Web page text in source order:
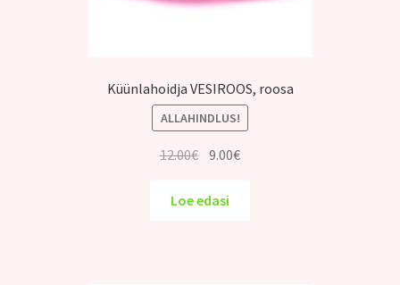
Küünlahoidja VESIROOS, roosa
ALLAHINDLUS!
12.00€ Algne
oli:
9.00€Praegune
Loe edasi